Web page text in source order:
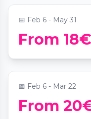
📅 Feb 6 - May 31
From 18€
Candlelight:
📍Kehrwieder
📅 Feb 6 - Mar 22
From
Candlelight: Ed